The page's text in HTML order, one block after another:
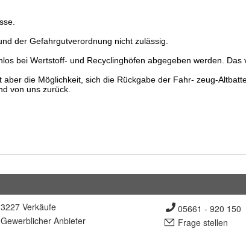
3227 Verkäufe
Gewerblicher Anbieter
05661 - 920 150
Frage stellen